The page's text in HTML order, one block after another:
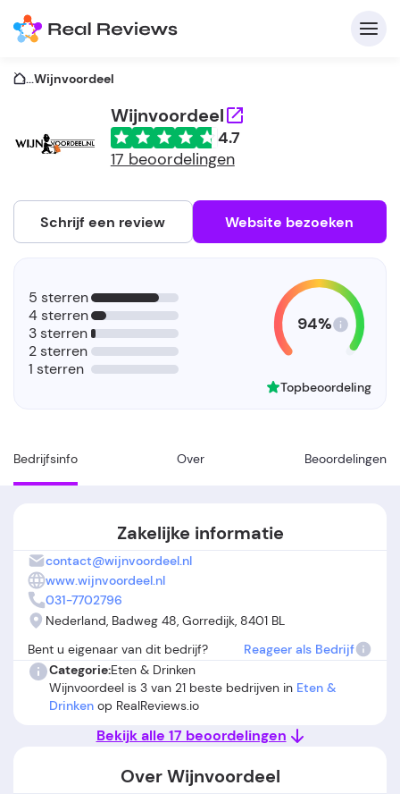
...Wijnvoordeel
Wijnvoordeel
4.7
17 beoordelingen
Schrijf een review Website bezoeken
Bedrijfsinfo Over Beoordelingen
5 sterren
4 sterren
3 sterren
2 sterren
1 sterren
94%
Topbeoordeling
Zakelijke informatie
contact@wijnvoordeel.nl
www.wijnvoordeel.nl
031-7702796
Nederland, Badweg 48, Gorredijk, 8401 BL
Bent u eigenaar van dit bedrijf?
Reageer als Bedrijf
Categorie:Eten & Drinken
Wijnvoordeel is 3 van 21 beste bedrijven in Eten &
Drinken op RealReviews.io
Bekijk alle 17 beoordelingen
Over Wijnvoordeel